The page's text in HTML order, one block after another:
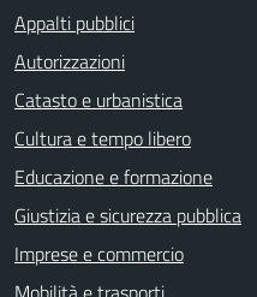
Appalti pubblici
Autorizzazioni
Catasto e urbanistica
Cultura e tempo libero
Educazione e formazione
Giustizia e sicurezza pubblica
Imprese e commercio